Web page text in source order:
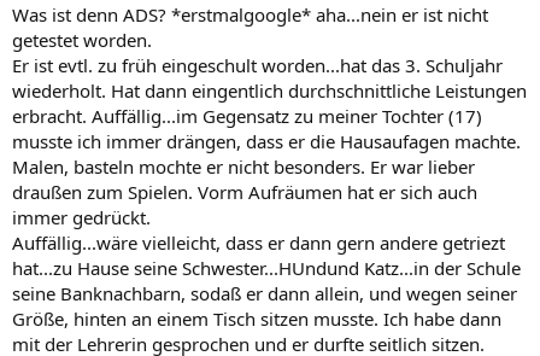
Was ist denn ADS? *erstmalgoogle* aha...nein er ist nicht
getestet worden.
Er ist evtl. zu früh eingeschult worden...hat das 3. Schuljahr
wiederholt. Hat dann eingentlich durchschnittliche Leistungen
erbracht. Auffällig...im Gegensatz zu meiner Tochter (17)
musste ich immer drängen, dass er die Hausaufagen machte.
Malen, basteln mochte er nicht besonders. Er war lieber
draußen zum Spielen. Vorm Aufräumen hat er sich auch
immer gedrückt.
Auffällig...wäre vielleicht, dass er dann gern andere getriezt
hat...zu Hause seine Schwester...HUndund Katz...in der Schule
seine Banknachbarn, sodaß er dann allein, und wegen seiner
Größe, hinten an einem Tisch sitzen musste. Ich habe dann
mit der Lehrerin gesprochen und er durfte seitlich sitzen.